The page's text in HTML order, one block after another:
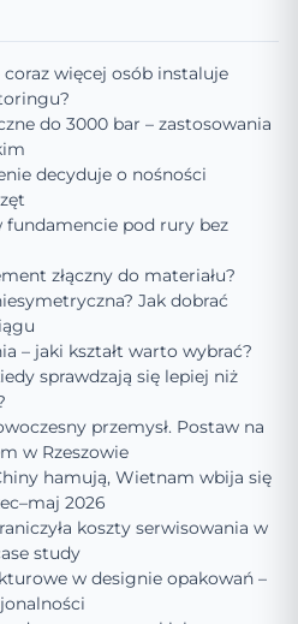
więcej osób instaluje
do 3000 bar – zastosowania
decyduje o nośności
pod rury bez
złączny do materiału?
Jak dobrać
– jaki kształt warto wybrać?
sprawdzają się lepiej niż
przemysł. Postaw na
w Rzeszowie
hamują, Wietnam wbija się
2026
koszty serwisowania w
study
w designie opakowań –